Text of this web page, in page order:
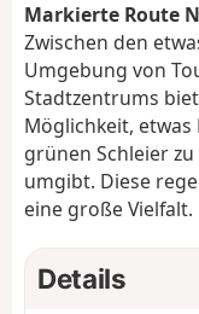
Markierte Route
Zwischen den
Umgebung von
Stadtzentrums
Möglichkeit,
grünen Schleier
umgibt. Diese
eine große Vielfalt.
Details